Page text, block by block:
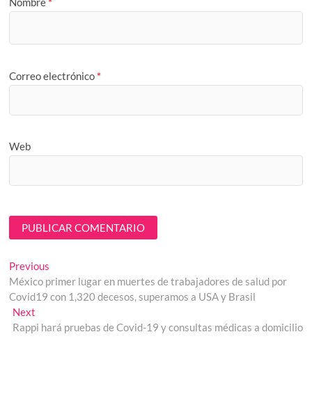
Correo electrónico *
Web
Navegación
de
entradas
Previous
post:
México primer lugar en muertes de trabajadores de salud por
Covid19 con 1,320 decesos, superamos a USA y Brasil
NextNext
post:
Rappi hará pruebas de Covid-19 y consultas médicas a domicilio